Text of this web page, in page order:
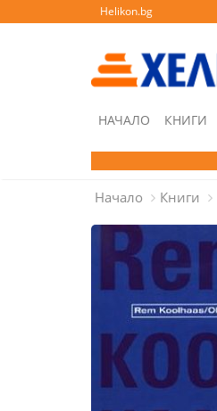
Helikon.bg
НАЧАЛО КНИГИ
Начало Книги